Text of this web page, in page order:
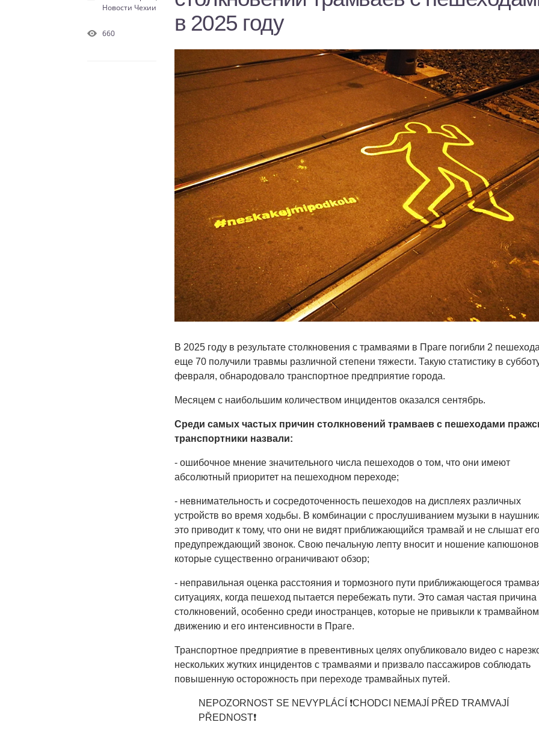
в 2025 году
В 2025 году в результате столкновения с трамваями в Праге погибли 2
еще 70 получили травмы различной степени тяжести. Такую статистику в
февраля, обнародовало транспортное предприятие города.
Месяцем с наибольшим количеством инцидентов оказался сентябрь.
Среди самых частых причин столкновений трамваев с пешеходами
транспортники назвали:
- ошибочное мнение значительного числа пешеходов о том, что они имеют
абсолютный приоритет на пешеходном переходе;
- невнимательность и сосредоточенность пешеходов на дисплеях различных
устройств во время ходьбы. В комбинации с прослушиванием музыки в
это приводит к тому, что они не видят приближающийся трамвай и не слышат его
предупреждающий звонок. Свою печальную лепту вносит и ношение
которые существенно ограничивают обзор;
- неправильная оценка расстояния и тормозного пути приближающегося
ситуациях, когда пешеход пытается перебежать пути. Это самая частая причина
столкновений, особенно среди иностранцев, которые не привыкли к
движению и его интенсивности в Праге.
Транспортное предприятие в превентивных целях опубликовало видео с
нескольких жутких инцидентов с трамваями и призвало пассажиров соблюдать
повышенную осторожность при переходе трамвайных путей.
NEPOZORNOST SE NEVYPLÁCÍ ❗️CHODCI NEMAJÍ PŘED TRAMVAJÍ
PŘEDNOST❗️
Новости Чехии
660